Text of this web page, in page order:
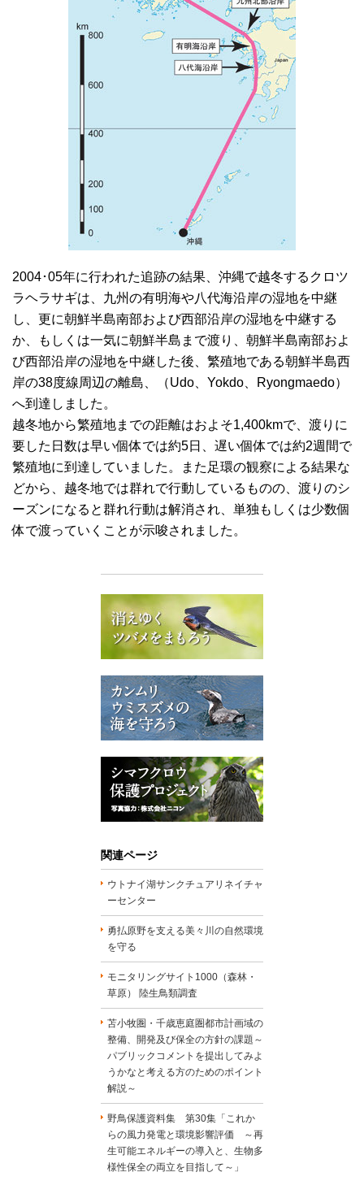
2004･05年に行われた追跡の結果、沖縄で越冬するクロツ
ラヘラサギは、九州の有明海や八代海沿岸の湿地を中継
し、更に朝鮮半島南部および西部沿岸の湿地を中継する
か、もしくは一気に朝鮮半島まで渡り、朝鮮半島南部およ
び西部沿岸の湿地を中継した後、繁殖地である朝鮮半島西
岸の38度線周辺の離島、（Udo、Yokdo、Ryongmaedo）
へ到達しました。
越冬地から繁殖地までの距離はおよそ1,400kmで、渡りに
要した日数は早い個体では約5日、遅い個体では約2週間で
繁殖地に到達していました。また足環の観察による結果な
どから、越冬地では群れで行動しているものの、渡りのシ
ーズンになると群れ行動は解消され、単独もしくは少数個
体で渡っていくことが示唆されました。
関連ページ
ウトナイ湖サンクチュアリネイチャ
ーセンター
勇払原野を支える美々川の自然環境
を守る
モニタリングサイト1000（森林・
草原） 陸生鳥類調査
苫小牧圏・千歳恵庭圏都市計画域の
整備、開発及び保全の方針の課題～
パブリックコメントを提出してみよ
うかなと考える方のためのポイント
解説～
野鳥保護資料集 第30集「これか
らの風力発電と環境影響評価 ～再
生可能エネルギーの導入と、生物多
様性保全の両立を目指して～」